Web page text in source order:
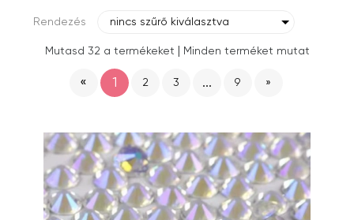
Rendezés nincs szűrő kiválasztva
Mutasd 32 a termékeket Minden terméket mutat
« 1 2 3 ... 9 »